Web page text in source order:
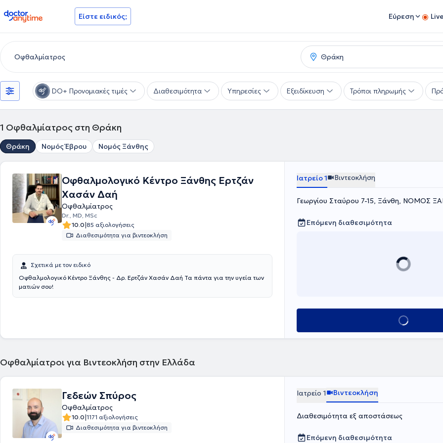
doctoranytime Είστε ειδικός; Εύρεση
DO+ Προνομιακές τιμές Διαθεσιμότητα Υπηρεσίες Εξειδίκευση Τρόποι πληρωμής
1 Οφθαλμίατρος στη Θράκη
Θράκη Νομός Έβρου Νομός Ξάνθης
Οφθαλμολογικό Κέντρο Ξάνθης Ερτζάν
Χασάν Δαή
Οφθαλμίατρος
Dr., MD, MSc
10.0|85 αξιολογήσεις
Διαθεσιμότητα για βιντεοκλήση
Σχετικά με τον ειδικό
Οφθαλμολογικό Κέντρο Ξάνθης - Δρ. Ερτζάν Χασάν Δαή Τα πάντα για την υγεία των
ματιών σου!
Ιατρείο 1 Βιντεοκλήση
Γεωργίου Σταύρου 7-15, Ξάνθη, ΝΟΜΟΣ
Επόμενη διαθεσιμότητα
Κλείσε ραντεβού
Οφθαλμίατροι για Βιντεοκλήση στην Ελλάδα
Γεδεών Σπύρος
Οφθαλμίατρος
10.0|1171 αξιολογήσεις
Διαθεσιμότητα για βιντεοκλήση
Ιατρείο 1 Βιντεοκλήση
Διαθεσιμότητα εξ αποστάσεως
Επόμενη διαθεσιμότητα